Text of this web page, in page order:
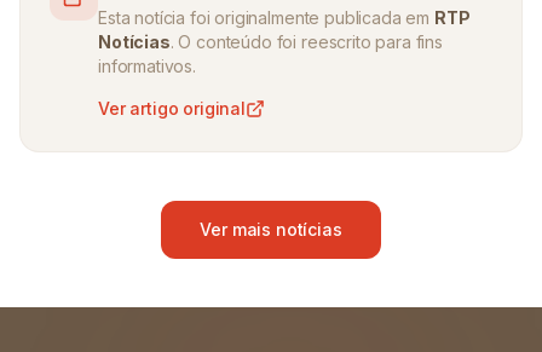
Esta notícia foi originalmente publicada em RTP
Notícias. O conteúdo foi reescrito para fins
informativos.
Ver artigo original
Ver mais notícias